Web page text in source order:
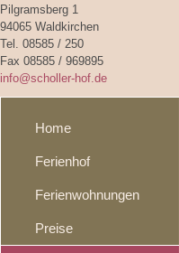
Pilgramsberg 1
94065 Waldkirchen
Tel. 08585 / 250
Fax 08585 / 969895
info@scholler-hof.de
Home
Ferienhof
Ferienwohnungen
Preise